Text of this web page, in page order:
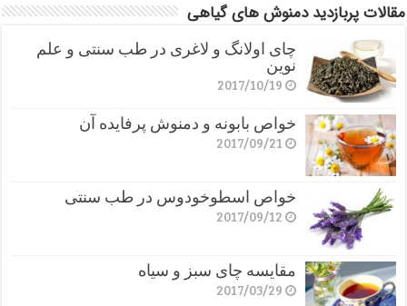
مقالات پربازدید دمنوش های گیاهی
چای اولانگ و لاغری در طب سنتی و علم
نوین
2017/10/19
خواص بابونه و دمنوش پرفایده آن
2017/09/21
خواص اسطوخودوس در طب سنتی
2017/09/12
مقایسه چای سبز و سیاه
2017/03/29